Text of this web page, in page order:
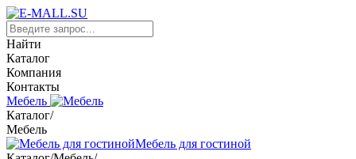
Найти
Каталог
Компания
Контакты
Мебель
Каталог/
Мебель
Мебель для гостиной